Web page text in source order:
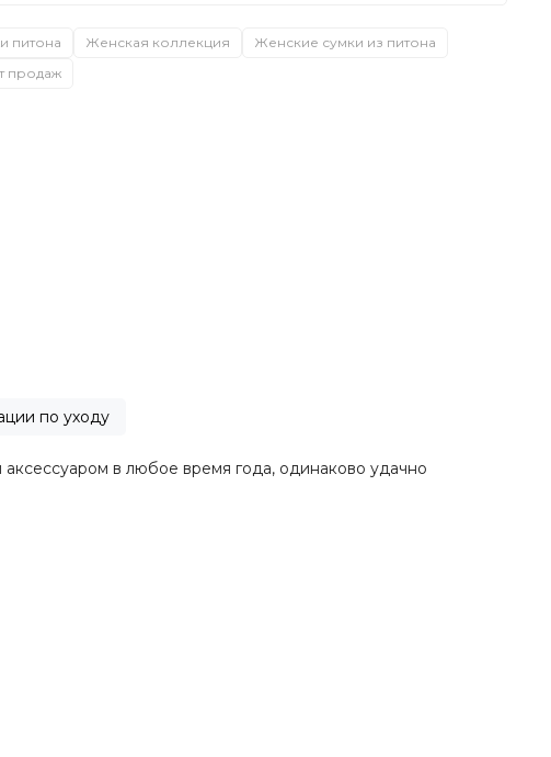
питона Женская коллекция
Женские сумки из питона
продаж
по уходу
в любое время года, одинаково удачно